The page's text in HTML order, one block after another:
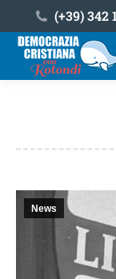
(+39) ‎342
News